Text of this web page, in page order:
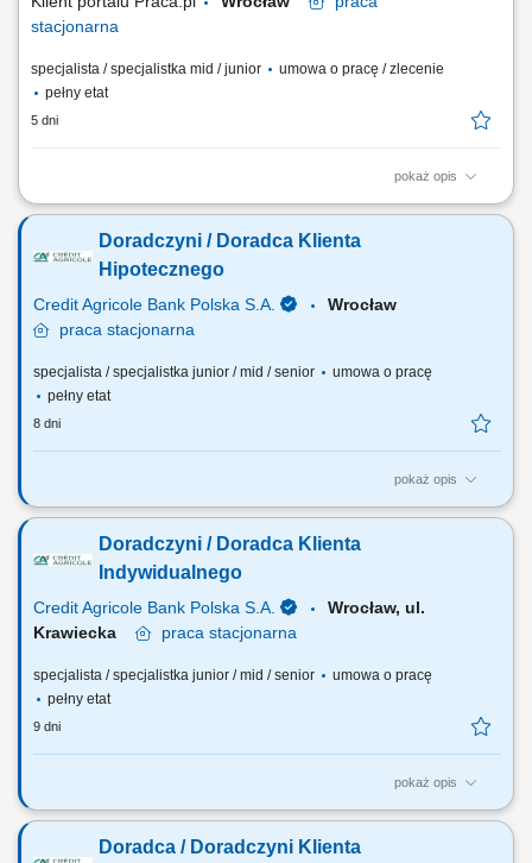
stacjonarna
specjalista / specjalistka mid / junior
umowa o pracę / zlecenie
pełny etat
5 dni
pokaż opis
aktywne pozyskiwanie klientów oraz sprzedaż produktów bankowych i
potrzeb i dopasowanie rozwiązań finansowych; rzetelne przedstawianie
warunków oferty, zasad i ryzyk; obsługa posprzedażowa klientów i
Doradczyni / Doradca Klienta
Hipotecznego
Credit Agricole Bank Polska S.A.
Wrocław
praca stacjonarna
specjalista / specjalistka junior / mid / senior
umowa o pracę
pełny etat
8 dni
pokaż opis
Jakie będą Twoje zadania: Aktywna sprzedaż i obsługa posprzedażowa
długofalowych relacji opartych na zaufaniu. Identyfikacja potrzeb i
dopasowywanie produktów i usług finansowych dla klientów. Analiza
Doradczyni / Doradca Klienta
Indywidualnego
Credit Agricole Bank Polska S.A.
Wrocław, ul.
Krawiecka
praca stacjonarna
specjalista / specjalistka junior / mid / senior
umowa o pracę
pełny etat
9 dni
pokaż opis
Jakie będą Twoje zadania: Pozyskiwanie nowych klientów w tym przez
długofalowych relacji opartych na zaufaniu. Identyfikacja potrzeb oraz
Doradca / Doradczyni Klienta